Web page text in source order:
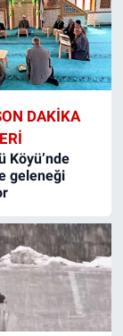
DAKIKA
Köyü’nde
geleneği